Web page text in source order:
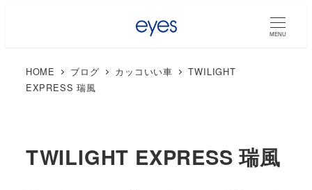
MENU
HOME ブログ カッコいい車
TWILIGHT
EXPRESS 瑞風
TWILIGHT EXPRESS 瑞風